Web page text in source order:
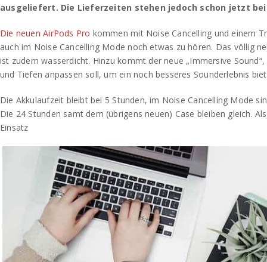
ausgeliefert. Die Lieferzeiten stehen jedoch schon jetzt
Die neuen AirPods Pro kommen mit Noise Cancelling und einem
auch im Noise Cancelling Mode noch etwas zu hören. Das völlig
ist zudem wasserdicht. Hinzu kommt der neue „Immersive
und Tiefen anpassen soll, um ein noch besseres Sounderlebnis
Die Akkulaufzeit bleibt bei 5 Stunden, im Noise Cancelling Mode
Die 24 Stunden samt dem (übrigens neuen) Case bleiben gleich.
Einsatz